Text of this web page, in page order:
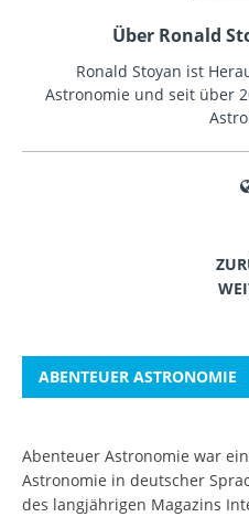
Über Ronald
Ronald Stoyan ist
Astronomie und seit über
ABENTEUER ASTRONOMIE
Abenteuer Astronomie war
Astronomie in deutscher
des langjährigen Magazins